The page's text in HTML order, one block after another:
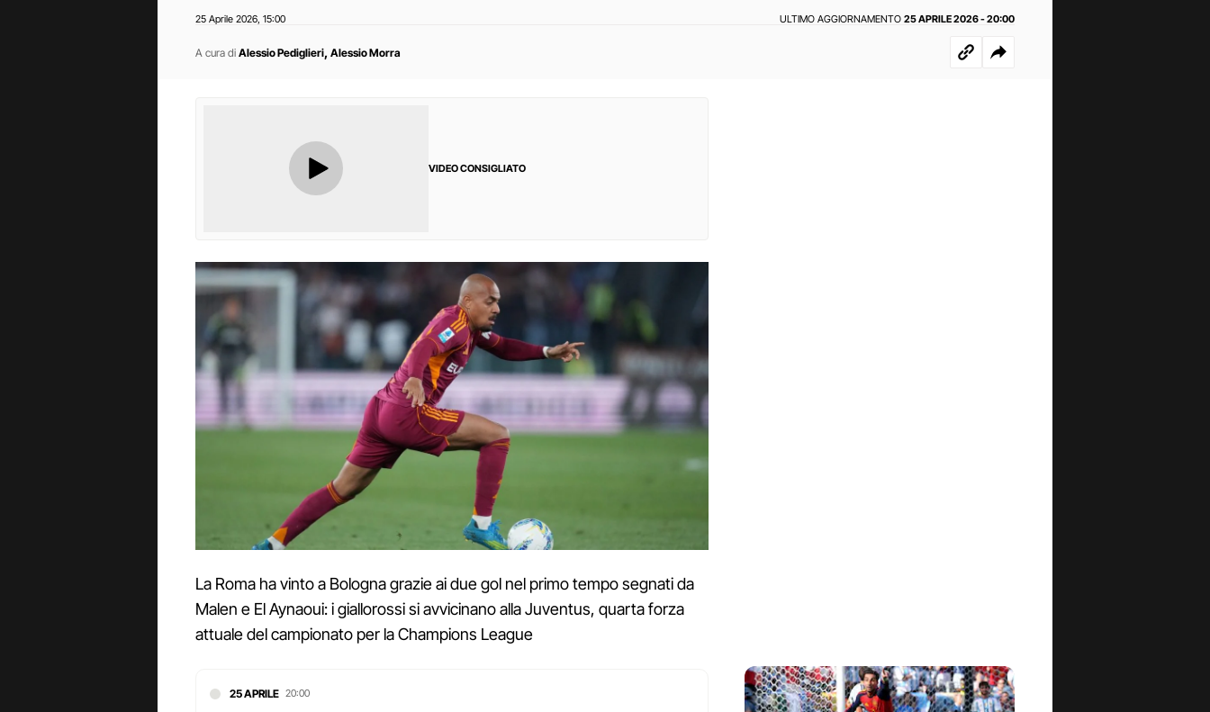
25 Aprile 2026 15:00 ULTIMO AGGIORNAMENTO 25 APRILE 2026 - 20:00
A cura di Alessio Pediglieri, Alessio Morra
VIDEO CONSIGLIATO
La Roma ha vinto a Bologna grazie ai due gol nel primo tempo segnati da
Malen e El Aynaoui: i giallorossi si avvicinano alla Juventus, quarta forza
attuale del campionato per la Champions League
25 APRILE 20:00